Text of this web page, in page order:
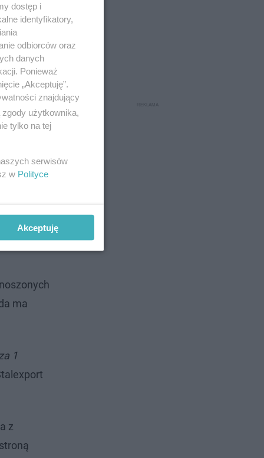
ma
1
z
dostęp i
identyfikatory,
odbiorców oraz
danych
Ponieważ
„Akceptuję”.
znajdujący
użytkownika,
tylko na tej
serwisów
w Polityce
Akceptuję